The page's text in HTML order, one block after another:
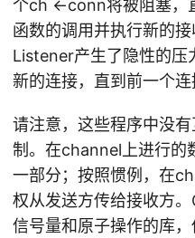
个ch <-conn将被阻塞，
函数的调用并执行新的
Listener产生了隐性的压
新的连接，直到前一个连
请注意，这些程序中没
制。在channel上进行的
一部分；按照惯例，在
权从发送方传给接收方。
信号量和原子操作的库，